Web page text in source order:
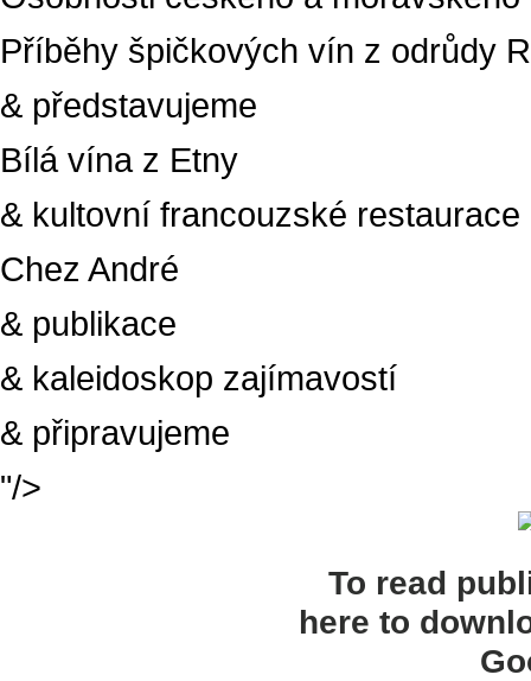
Příběhy špičkových vín z odrůdy
& představujeme
Bílá vína z Etny
& kultovní francouzské restaurace
Chez André
& publikace
& kaleidoskop zajímavostí
& připravujeme
"/>
To read
here to